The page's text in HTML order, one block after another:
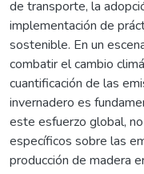
de transporte, la
implementación de
sostenible. En un
combatir el cambio
cuantificación de las
invernadero es
este esfuerzo global,
específicos sobre las
producción de madera